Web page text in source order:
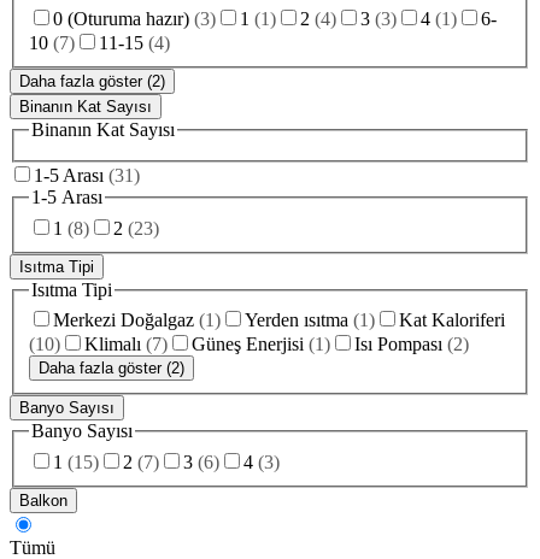
0 (Oturuma hazır) (3) 1 (1) 2 (4) 3 (3) 4 (1)
6-
10 (7) 11-15 (4)
Daha fazla göster (2)
Binanın Kat Sayısı
Binanın Kat Sayısı
1-5 Arası (31)
1-5 Arası
1 (8) 2 (23)
Isıtma Tipi
Isıtma Tipi
Merkezi Doğalgaz (1) Yerden ısıtma (1)
Kat Kaloriferi
(10) Klimalı (7) Güneş Enerjisi (1) Isı Pompası (2)
Daha fazla göster (2)
Banyo Sayısı
Banyo Sayısı
1 (15) 2 (7) 3 (6) 4 (3)
Balkon
Tümü